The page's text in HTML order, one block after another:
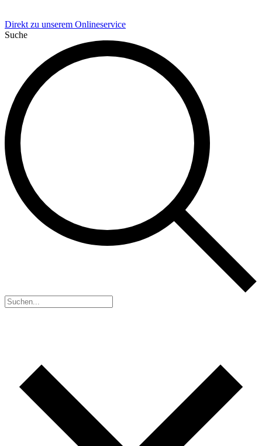
Direkt zu unserem Onlineservice
Suche